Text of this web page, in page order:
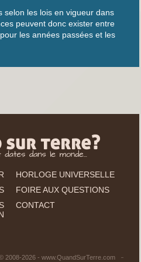
selon les lois en vigueur dans
peuvent donc exister entre
les années passées et les
HORLOGE UNIVERSELLE
FOIRE AUX QUESTIONS
CONTACT
2008-2026 - www.QuandSurTerre.com